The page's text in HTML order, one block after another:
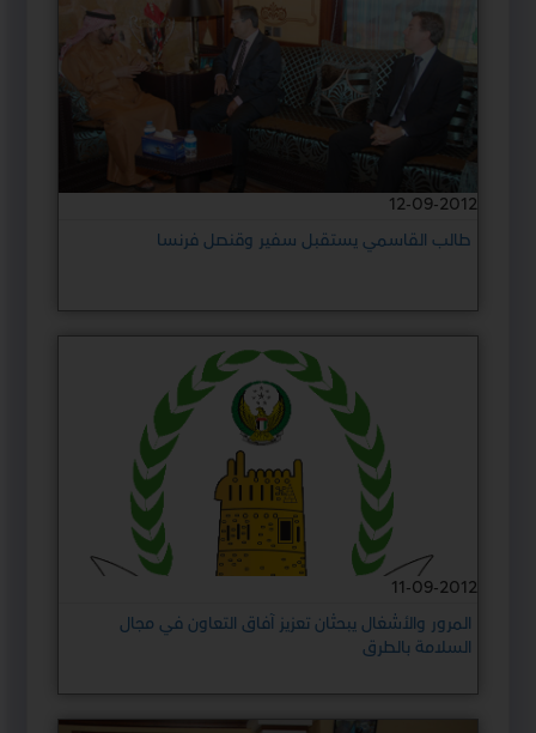
12-09-2012
طالب القاسمي يستقبل سفير وقنصل فرنسا
11-09-2012
المرور والأشغال يبحثان تعزيز آفاق التعاون في مجال
السلامة بالطرق